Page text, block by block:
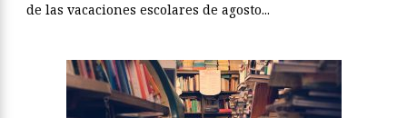
de las vacaciones escolares de agosto...